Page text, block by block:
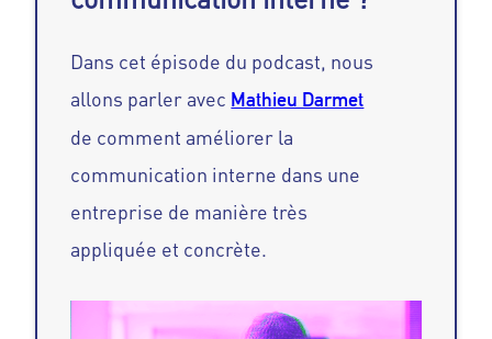
Dans cet épisode du podcast, nous
allons parler avec Mathieu Darmet
de comment améliorer la
communication interne dans une
entreprise de manière très
appliquée et concrète.